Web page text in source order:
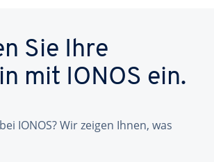
Sie Ihre
mit IONOS ein.
IONOS? Wir zeigen Ihnen, was